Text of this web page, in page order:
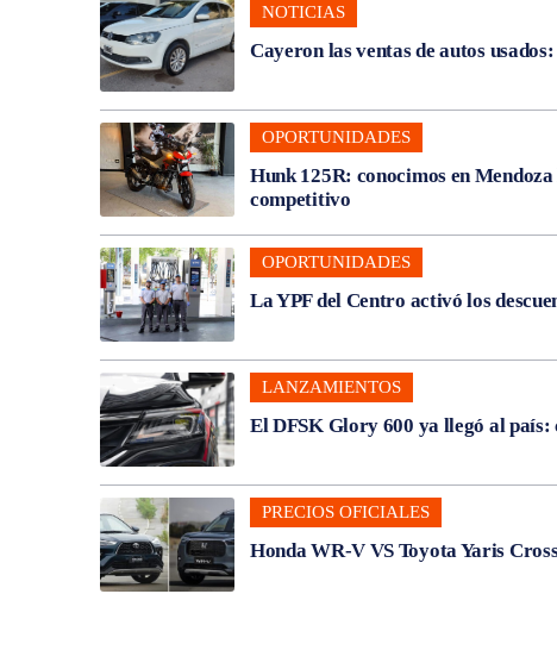
NOTICIAS
Cayeron las ventas de autos
OPORTUNIDADES
Hunk 125R: conocimos en
competitivo
OPORTUNIDADES
La YPF del Centro activó los
LANZAMIENTOS
El DFSK Glory 600 ya llegó al país:
PRECIOS OFICIALES
Honda WR-V VS Toyota Yaris